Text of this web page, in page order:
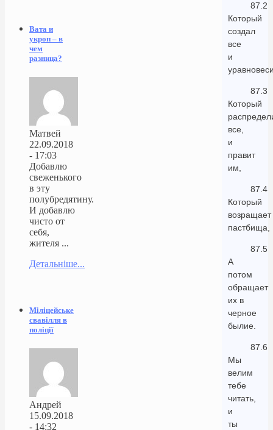
87.2
Который
создал
все
и
87.3
Который
все,
и
правит
им,
87.4
Который
возращает
пастбища,
87.5
А
потом
обращает
их в
черное
былие.
87.6
Мы
велим
тебе
читать,
и
ты
Вата и
укроп – в
чем
разница?
Матвей
22.09.2018
- 17:03
Добавлю
свеженького
в эту
полубредятину.
И добавлю
чисто от
себя,
жителя ...
Детальніше...
Міліцейське
свавілля в
поліції
Андрей
15.09.2018
- 14:32